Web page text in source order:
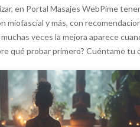
en Portal Masajes WebPime
miofascial y más, con
veces la mejora aparece
qué probar primero? Cuéntame